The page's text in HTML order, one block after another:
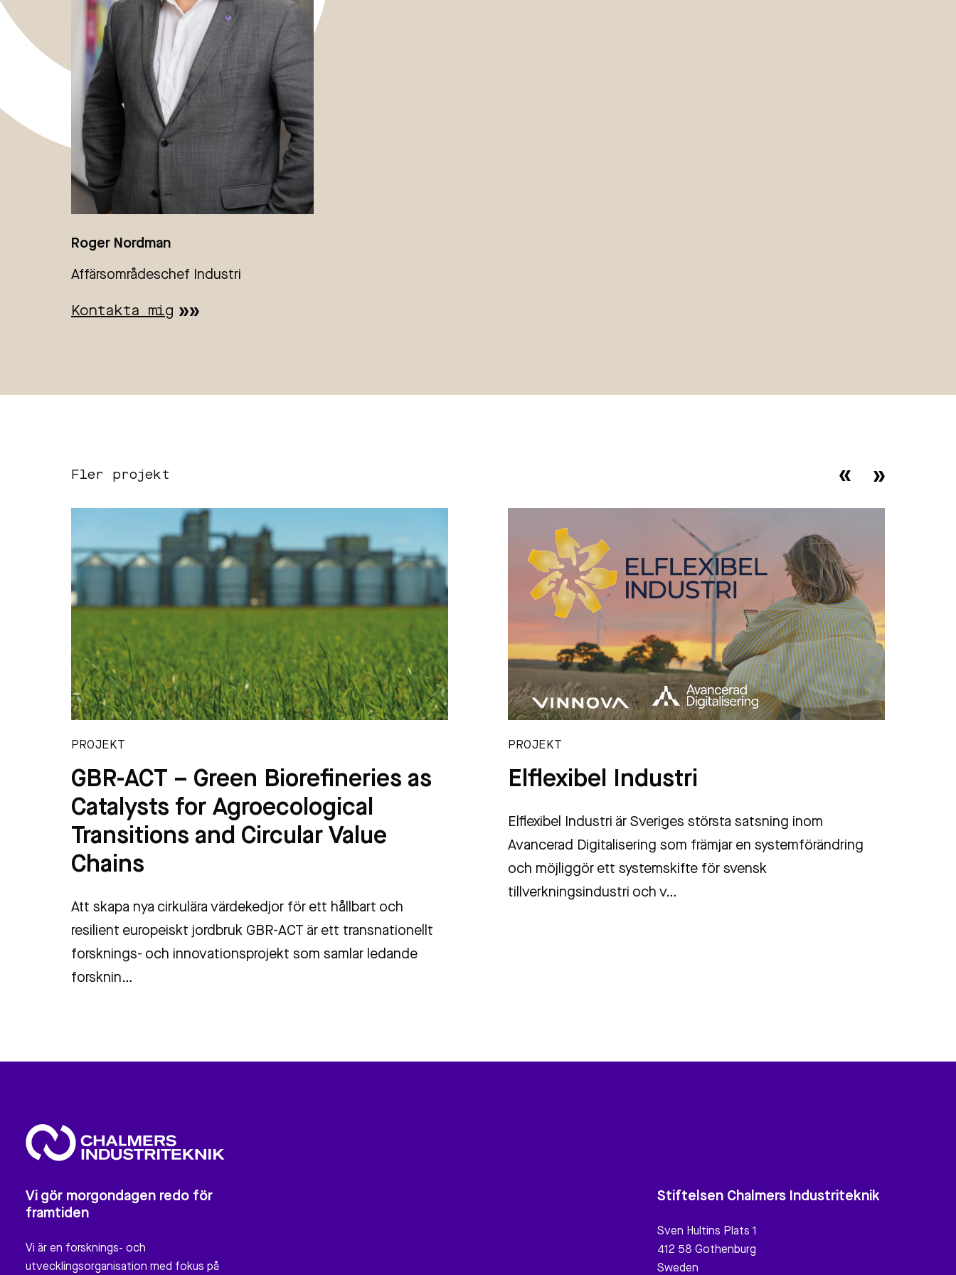
Roger Nordman
Affärsområdeschef Industri
Kontakta mig
Fler projekt
PROJEKT
GBR-ACT – Green Biorefineries as
Catalysts for Agroecological
Transitions and Circular Value
Chains
Att skapa nya cirkulära värdekedjor för ett hållbart och
resilient europeiskt jordbruk GBR-ACT är ett transnationellt
forsknings- och innovationsprojekt som samlar ledande
forsknin…
PROJEKT
Elflexibel Industri
Elflexibel Industri är Sveriges största satsning inom
Avancerad Digitalisering som främjar en systemförändring
och möjliggör ett systemskifte för svensk
tillverkningsindustri och v…
Vi gör morgondagen redo för
framtiden
Vi är en forsknings- och
utvecklingsorganisation med fokus på
Stiftelsen Chalmers Industriteknik
Sven Hultins Plats 1
412 58 Gothenburg
Sweden